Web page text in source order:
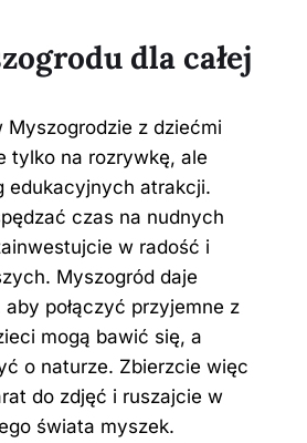
dla całej
z dziećmi
tylko na rozrywkę, ale
edukacyjnych atrakcji.
czas na nudnych
w radość i
Myszogród daje
aby połączyć przyjemne z
mogą bawić się, a
o naturze. Zbierzcie więc
do zdjęć i ruszajcie w
świata myszek.